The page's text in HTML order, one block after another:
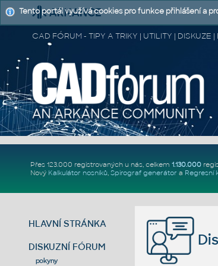
CAD FÓRUM - TIPY A TRIKY | UTILITY |
Přes 123.000 registrovaných u nás, celkem 1.130.000
Nový Kalkulátor nosníků, Spirograf generátor a Regresní
HLAVNÍ STRÁNKA
DISKUZNÍ FÓRUM
pokyny
Tento portál využívá cookies pro funkce přihlášení a